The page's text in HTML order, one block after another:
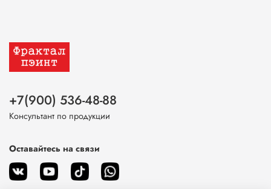
+7(900) 536-48-88
Консультант по продукции
Оставайтесь на связи